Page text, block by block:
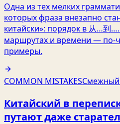
Одна из тех мелких
которых фраза внезапно
китайски»: порядок в 从…到
маршрутах и времени — по-
примеры.
COMMON MISTAKESСмежный
Китайский в
путают даже